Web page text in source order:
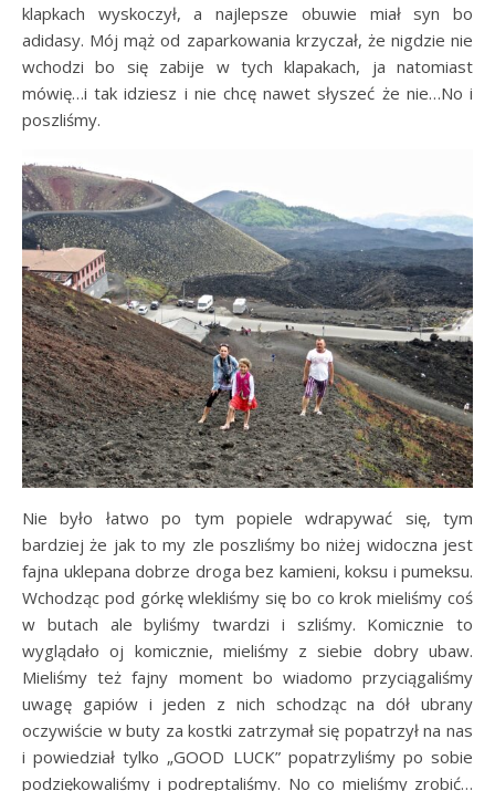
klapkach wyskoczył, a najlepsze obuwie miał syn bo
adidasy. Mój mąż od zaparkowania krzyczał, że nigdzie nie
wchodzi bo się zabije w tych klapakach, ja natomiast
mówię…i tak idziesz i nie chcę nawet słyszeć że nie…No i
poszliśmy.
Nie było łatwo po tym popiele wdrapywać się, tym
bardziej że jak to my zle poszliśmy bo niżej widoczna jest
fajna uklepana dobrze droga bez kamieni, koksu i pumeksu.
Wchodząc pod górkę wlekliśmy się bo co krok mieliśmy coś
w butach ale byliśmy twardzi i szliśmy. Komicznie to
wyglądało oj komicznie, mieliśmy z siebie dobry ubaw.
Mieliśmy też fajny moment bo wiadomo przyciągaliśmy
uwagę gapiów i jeden z nich schodząc na dół ubrany
oczywiście w buty za kostki zatrzymał się popatrzył na nas
i powiedział tylko „GOOD LUCK” popatrzyliśmy po sobie
podziękowaliśmy i podreptaliśmy. No co mieliśmy zrobić…